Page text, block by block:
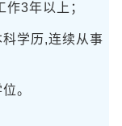
3年以上；
学历,连续从事
。